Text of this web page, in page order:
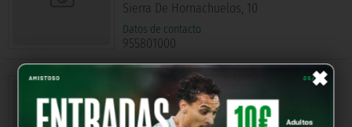
×
Sierra De Hornachuelos, 10
Datos de contacto
955801000
Agrupación Curva Resistencia 07
Sevilla (, España)